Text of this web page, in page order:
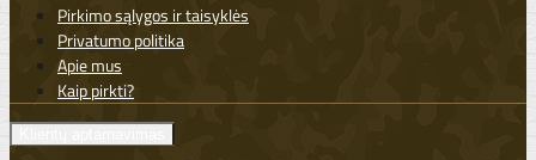
Pirkimo sąlygos ir taisyklės
Privatumo politika
Apie mus
Kaip pirkti?